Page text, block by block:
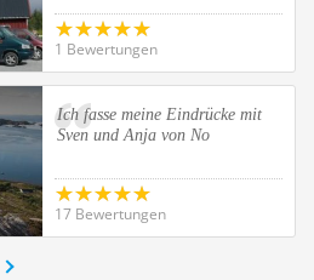
1 Bewertungen
Ich fasse meine Eindrücke mit
Sven und Anja von No
17 Bewertungen